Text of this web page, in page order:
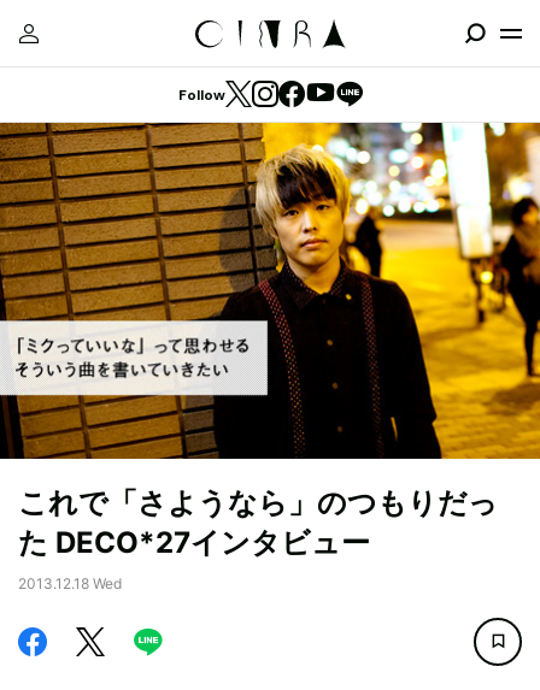
Follow
これで「さようなら」のつもりだっ
た DECO*27インタビュー
2013.12.18 Wed